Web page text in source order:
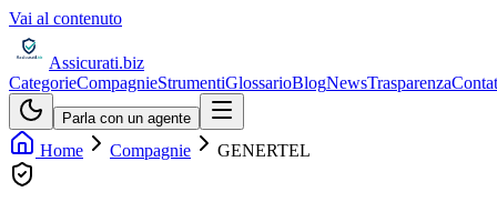
Vai al contenuto
Assicurati.biz
CategorieCompagnieStrumentiGlossarioBlogNewsTrasparenza
Parla con un agente
Home Compagnie GENERTEL